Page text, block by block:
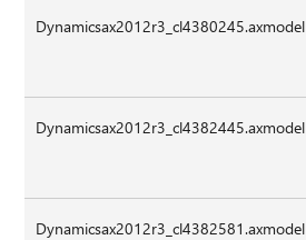
Dynamicsax2012r3_cl4380245.axmodel
Dynamicsax2012r3_cl4382445.axmodel
Dynamicsax2012r3_cl4382581.axmodel